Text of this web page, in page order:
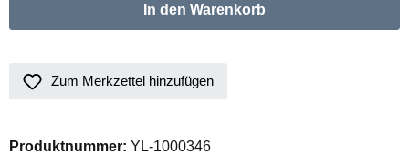
In den Warenkorb
Zum Merkzettel hinzufügen
Produktnummer: YL-1000346